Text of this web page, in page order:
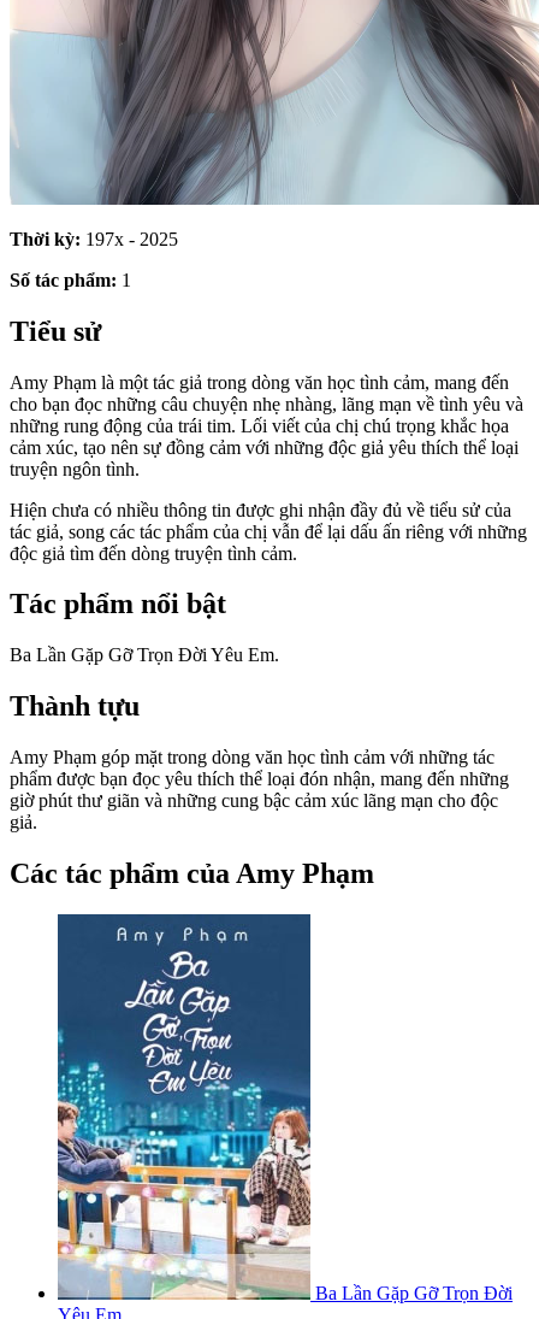
Thời kỳ: 197x - 2025
Số tác phẩm: 1
Tiểu sử
Amy Phạm là một tác giả trong dòng văn học tình cảm, mang đến
cho bạn đọc những câu chuyện nhẹ nhàng, lãng mạn về tình yêu và
những rung động của trái tim. Lối viết của chị chú trọng khắc họa
cảm xúc, tạo nên sự đồng cảm với những độc giả yêu thích thể loại
truyện ngôn tình.
Hiện chưa có nhiều thông tin được ghi nhận đầy đủ về tiểu sử của
tác giả, song các tác phẩm của chị vẫn để lại dấu ấn riêng với những
độc giả tìm đến dòng truyện tình cảm.
Tác phẩm nổi bật
Ba Lần Gặp Gỡ Trọn Đời Yêu Em.
Thành tựu
Amy Phạm góp mặt trong dòng văn học tình cảm với những tác
phẩm được bạn đọc yêu thích thể loại đón nhận, mang đến những
giờ phút thư giãn và những cung bậc cảm xúc lãng mạn cho độc
giả.
Các tác phẩm của Amy Phạm
Ba Lần Gặp Gỡ Trọn Đời
Yêu Em